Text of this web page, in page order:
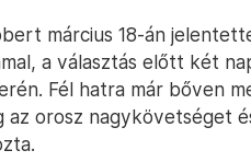
március 18-án
a választás előtt két
Fél hatra már bőven
az orosz nagykövetséget